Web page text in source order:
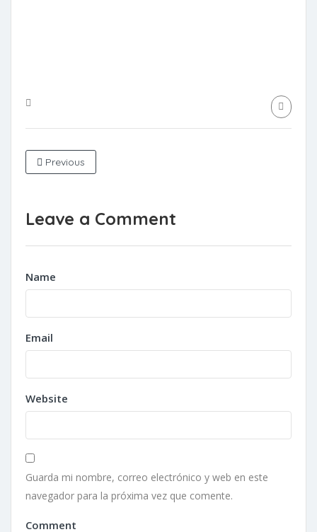
Previous
Leave a Comment
Name
Email
Website
Guarda mi nombre, correo electrónico y web en este
navegador para la próxima vez que comente.
Comment